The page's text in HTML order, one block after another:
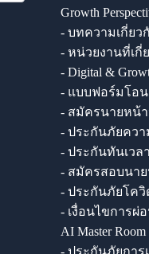
Growth
- บทความเกี่ยว
- หน่วยงานที่เกี่
- Digital &
- แบบฟอร์มโอ
- สมัครนายหน้
- ประกันภัยคว
- ประกันทันเวล
- สมัครสอบนา
- ประกันภัยโควิ
- เงื่อนไขการผ่
AI Master
- ประกันภัยกา